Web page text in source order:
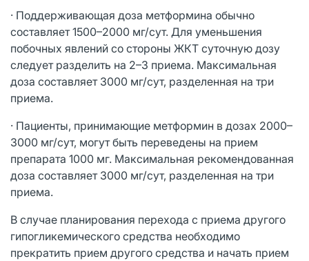
· Поддерживающая доза метформина обычно
составляет 1500–2000 мг/сут. Для уменьшения
побочных явлений со стороны ЖКТ суточную дозу
следует разделить на 2–3 приема. Максимальная
доза составляет 3000 мг/сут, разделенная на три
приема.
· Пациенты, принимающие метформин в дозах 2000–
3000 мг/сут, могут быть переведены на прием
препарата 1000 мг. Максимальная рекомендованная
доза составляет 3000 мг/сут, разделенная на три
приема.
В случае планирования перехода с приема другого
гипогликемического средства необходимо
прекратить прием другого средства и начать прием